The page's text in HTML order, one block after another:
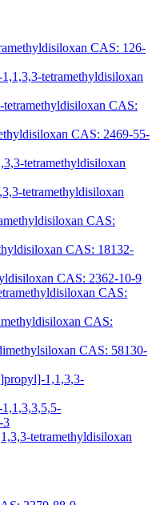
CAS: 126-
tetramethyldisiloxan
CAS:
CAS: 2469-55-
tetramethyldisiloxan
tetramethyldisiloxan
CAS:
CAS: 18132-
CAS: 2362-10-9
CAS:
CAS:
CAS: 58130-
1,1,3,3-
3
tetramethyldisiloxan